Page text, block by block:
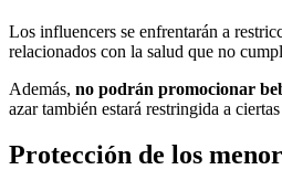
Los influencers se enfrentarán a
relacionados con la salud que no
Además, no podrán promocionar
azar también estará restringida a
Protección de los